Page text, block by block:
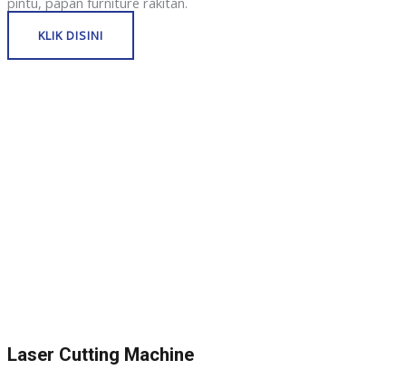
KLIK DISINI
Laser Cutting Machine